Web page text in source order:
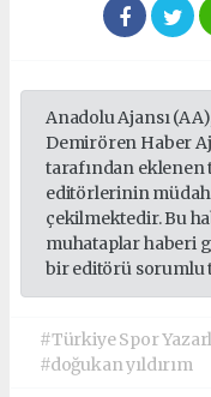
Anadolu Ajansı
Demirören Haber
tarafından eklenen
editörlerinin
çekilmektedir. Bu
muhataplar haberi
bir editörü sorumlu
#Türkiye Spor
#doğukan yıldırım